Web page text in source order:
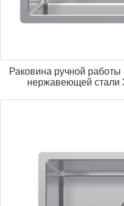
Раковина ручной
нержавеющей стали